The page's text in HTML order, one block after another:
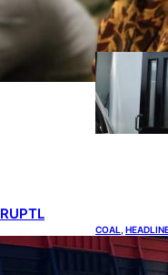
IESR:
RUPTL
COAL
Lelang
dari Rp